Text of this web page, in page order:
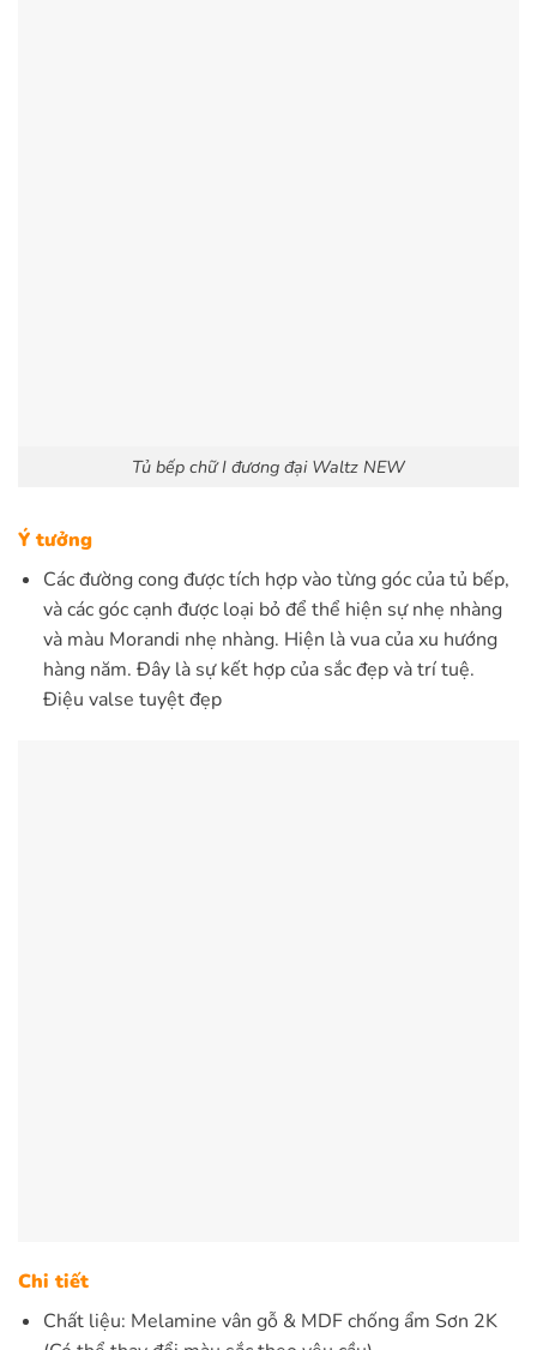
Tủ bếp chữ I đương đại Waltz NEW
Ý tưởng
Các đường cong được tích hợp vào từng góc của tủ bếp,
và các góc cạnh được loại bỏ để thể hiện sự nhẹ nhàng
và màu Morandi nhẹ nhàng. Hiện là vua của xu hướng
hàng năm. Đây là sự kết hợp của sắc đẹp và trí tuệ.
Điệu valse tuyệt đẹp
Chi tiết
Chất liệu: Melamine vân gỗ & MDF chống ẩm Sơn 2K